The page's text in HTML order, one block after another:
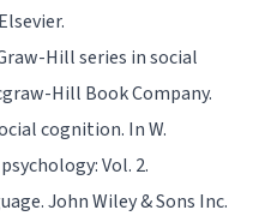
Hill series in social
Hill Book Company.
cognition. In W.
Vol. 2.
John Wiley & Sons Inc.